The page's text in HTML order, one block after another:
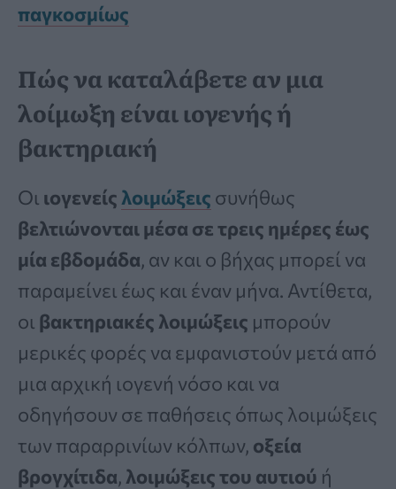
παγκοσμίως
Πώς να καταλάβετε αν μια
λοίμωξη είναι ιογενής ή
βακτηριακή
Οι ιογενείς λοιμώξεις συνήθως
βελτιώνονται μέσα σε τρεις ημέρες έως
μία εβδομάδα, αν και ο βήχας μπορεί να
παραμείνει έως και έναν μήνα. Αντίθετα,
οι βακτηριακές λοιμώξεις μπορούν
μερικές φορές να εμφανιστούν μετά από
μια αρχική ιογενή νόσο και να
οδηγήσουν σε παθήσεις όπως λοιμώξεις
των παραρρινίων κόλπων, οξεία
βρογχίτιδα, λοιμώξεις του αυτιού ή